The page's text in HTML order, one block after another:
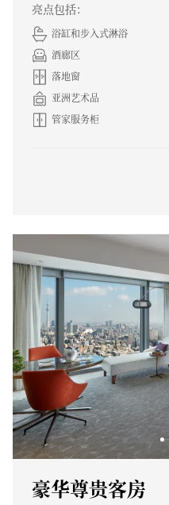
亮点包括：
浴缸和步入式淋浴
酒廊区
落地窗
亚洲艺术品
管家服务柜
豪华尊贵客房